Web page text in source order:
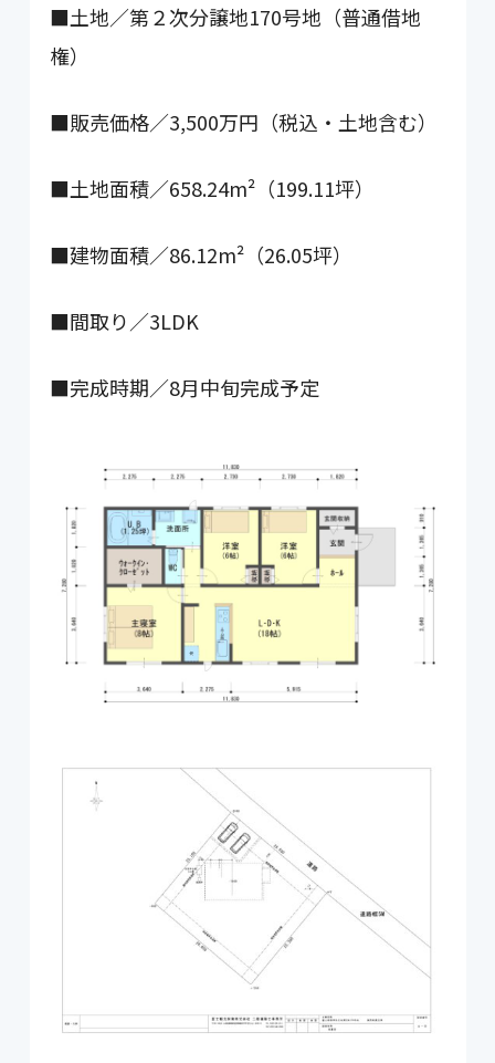
■土地／第２次分譲地170号地（普通借地
権）
■販売価格／3,500万円（税込・土地含む）
■土地面積／658.24m²（199.11坪）
■建物面積／86.12m²（26.05坪）
■間取り／3LDK
■完成時期／8月中旬完成予定